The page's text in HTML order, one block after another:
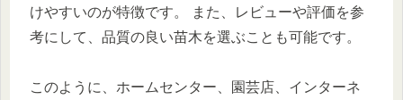
けやすいのが特徴です。 また、レビューや評価を参
考にして、品質の良い苗木を選ぶことも可能です。
このように、ホームセンター、園芸店、インターネ